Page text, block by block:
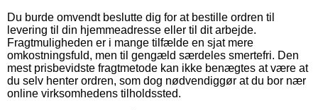
Du burde omvendt beslutte dig for at bestille ordren til
levering til din hjemmeadresse eller til dit arbejde.
Fragtmuligheden er i mange tilfælde en sjat mere
omkostningsfuld, men til gengæld særdeles smertefri. Den
mest prisbevidste fragtmetode kan ikke benægtes at være at
du selv henter ordren, som dog nødvendiggør at du bor nær
online virksomhedens tilholdssted.